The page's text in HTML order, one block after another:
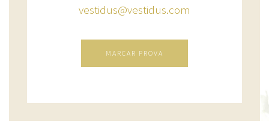
vestidus@vestidus.com
MARCAR PROVA